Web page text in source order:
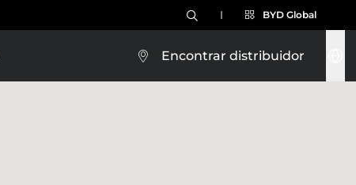
Encontrar distribuidor
BYD Global